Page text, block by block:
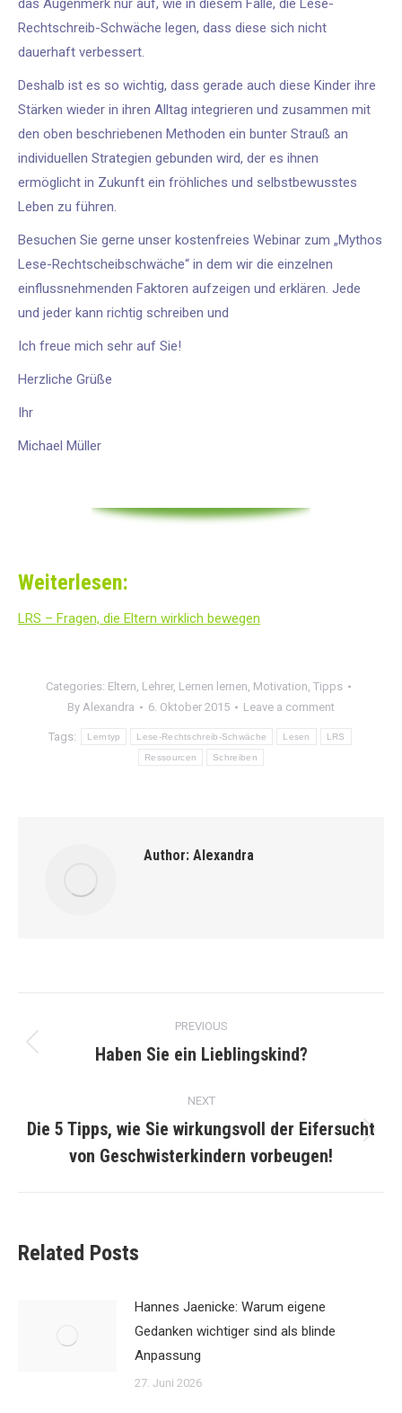
das Augenmerk nur auf, wie in diesem Falle, die Lese-
Rechtschreib-Schwäche legen, dass diese sich nicht
dauerhaft verbessert.
Deshalb ist es so wichtig, dass gerade auch diese Kinder ihre
Stärken wieder in ihren Alltag integrieren und zusammen mit
den oben beschriebenen Methoden ein bunter Strauß an
individuellen Strategien gebunden wird, der es ihnen
ermöglicht in Zukunft ein fröhliches und selbstbewusstes
Leben zu führen.
Besuchen Sie gerne unser kostenfreies Webinar zum „Mythos
Lese-Rechtscheibschwäche“ in dem wir die einzelnen
einflussnehmenden Faktoren aufzeigen und erklären. Jede
und jeder kann richtig schreiben und
Ich freue mich sehr auf Sie!
Herzliche Grüße
Ihr
Michael Müller
Weiterlesen:
LRS – Fragen, die Eltern wirklich bewegen
Categories: Eltern, Lehrer, Lernen lernen, Motivation, Tipps
By Alexandra 6. Oktober 2015 Leave a comment
Tags: Lerntyp Lese-Rechtschreib-Schwäche Lesen LRS
Ressourcen Schreiben
Author: Alexandra
navigation
PREVIOUS
Previous
Haben Sie ein Lieblingskind?
NEXT
Next
post:
Die 5 Tipps, wie Sie wirkungsvoll der Eifersucht
von Geschwisterkindern vorbeugen!
Related Posts
Hannes Jaenicke: Warum eigene
Gedanken wichtiger sind als blinde
Anpassung
27. Juni 2026